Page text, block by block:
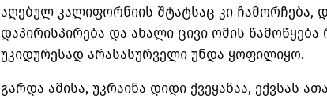
აღებულ კალიფორნიის შტატსაც კი ჩამორჩება,
დაპირისპირება და ახალი ცივი ომის წამოწყება
უკიდურესად არასასურველი უნდა ყოფილიყო.
გარდა ამისა, უკრაინა დიდი ქვეყანაა, ექვსას